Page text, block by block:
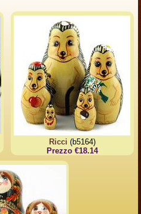
Ricci (b5164)
Prezzo €18.14